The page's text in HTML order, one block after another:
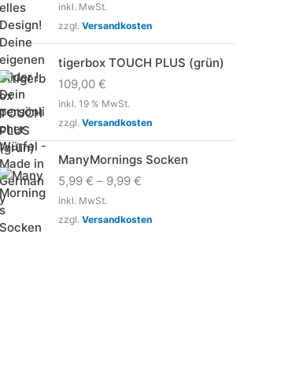
inkl. MwSt.
zzgl. Versandkosten
tigerbox TOUCH PLUS (grün)
109,00 €
inkl. 19 % MwSt.
zzgl. Versandkosten
ManyMornings Socken
5,99 € – 9,99 €
inkl. MwSt.
zzgl. Versandkosten